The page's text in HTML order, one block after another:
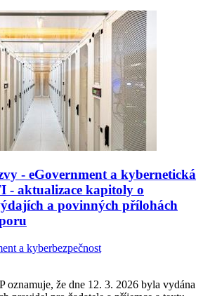
- eGovernment a kybernetická
- aktualizace kapitoly o
a povinných přílohách
a kyberbezpečnost
oznamuje, že dne 12. 3. 2026 byla vydána